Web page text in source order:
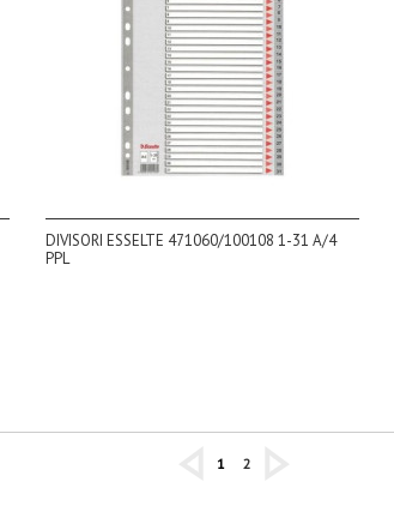
DIVISORI ESSELTE 471060/100108 1-31 A/4
PPL
1 2